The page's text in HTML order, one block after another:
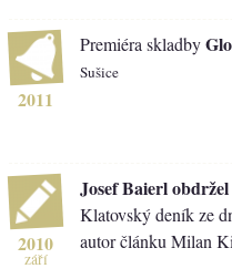
2011
Premiéra skladby
Sušice
2010
září
Josef Baierl
Klatovský deník ze
autor článku Milan